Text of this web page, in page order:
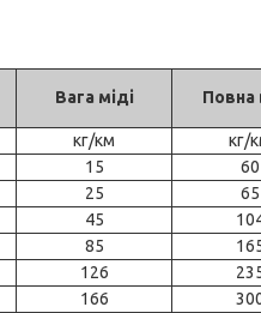
Вага міді Повна
кг/км
кг/
15
60
25
65
45
85
126
166